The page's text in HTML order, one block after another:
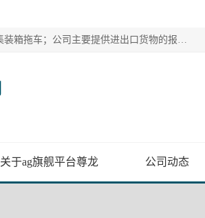
广州市盈亿物流有限公司主要从事：南沙港集装箱拖车、蛇口港集装箱拖车、盐田港集装箱拖车；公司主要提供进出口货物的报关报检、集装箱拖车、特种柜拖车、散货车、仓储搬运、装拆箱配送等港口物流服务。服务区域涵盖全国，起运港口：黄埔港、南沙港、盐田港、蛇口港等码头以及广州白云机场和火车站如南沙港火车站、 大朗、增城西、石龙等货运站。
关于ag旗舰平台尊龙 公司动态